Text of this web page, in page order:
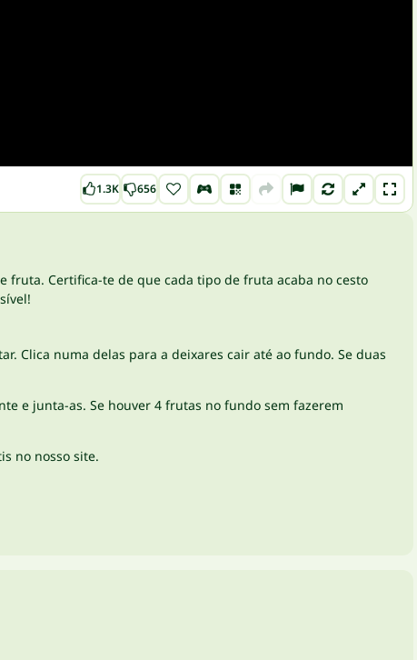
1.3K 656
fruta. Certifica-te de que cada tipo de fruta acaba no cesto
Clica numa delas para a deixares cair até ao fundo. Se duas
e junta-as. Se houver 4 frutas no fundo sem fazerem
no nosso site.